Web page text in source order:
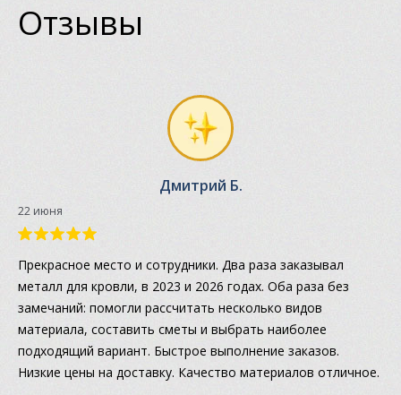
Отзывы
Дмитрий Б.
22 июня
Прекрасное место и сотрудники. Два раза заказывал
металл для кровли, в 2023 и 2026 годах. Оба раза без
замечаний: помогли рассчитать несколько видов
материала, составить сметы и выбрать наиболее
подходящий вариант. Быстрое выполнение заказов.
Низкие цены на доставку. Качество материалов отличное.